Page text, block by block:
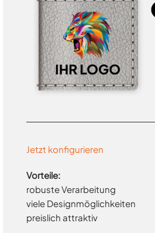
Jetzt konfigurieren
Vorteile:
robuste Verarbeitung
viele Designmöglichkeiten
preislich attraktiv